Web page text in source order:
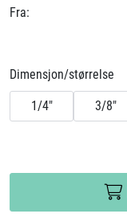
Fra:
Dimensjon/størrelse
1/4" 3/8"
Miljø og bærekraft
Et annerledes selskap